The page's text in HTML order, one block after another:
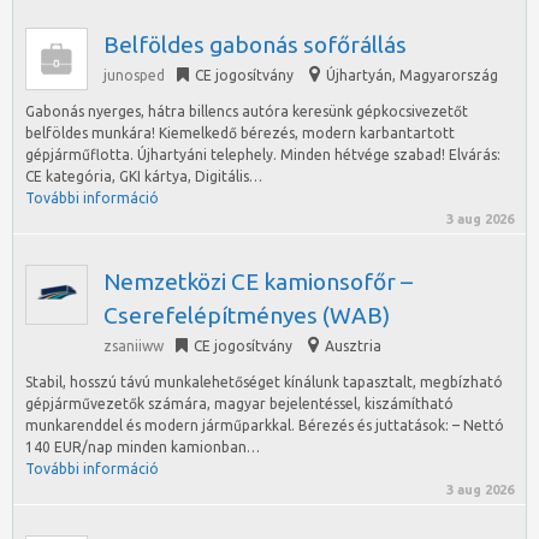
Belföldes gabonás sofőrállás
junosped CE jogosítvány Újhartyán, Magyarország
Gabonás nyerges, hátra billencs autóra keresünk gépkocsivezetőt
belföldes munkára! Kiemelkedő bérezés, modern karbantartott
gépjárműflotta. Újhartyáni telephely. Minden hétvége szabad! Elvárás:
CE kategória, GKI kártya, Digitális…
További információ
3 aug 2026
Nemzetközi CE kamionsofőr –
Cserefelépítményes (WAB)
zsaniiww CE jogosítvány Ausztria
Stabil, hosszú távú munkalehetőséget kínálunk tapasztalt, megbízható
gépjárművezetők számára, magyar bejelentéssel, kiszámítható
munkarenddel és modern járműparkkal. Bérezés és juttatások: – Nettó
140 EUR/nap minden kamionban…
További információ
3 aug 2026